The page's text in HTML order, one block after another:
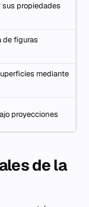
propiedades
de figuras
mediante
proyecciones
de la